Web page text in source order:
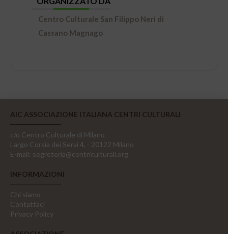
Centro Culturale San Filippo Neri di
Cassano Magnago
AIC ASSOCIAZIONE ITALIANA CENTRI CULTURALI
c/o Centro Culturale di Milano
Largo Corsia dei Servi 4, - 20122 Milano
E-mail: segreteria@centriculturali.org
INFORMAZIONI
Chi siamo
Contattaci
Privacy Policy